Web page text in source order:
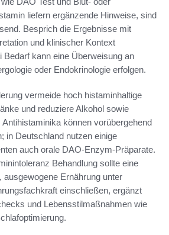
liefern ergänzende Hinweise, sind
Besprich die Ergebnisse mit
und klinischer Kontext
Bedarf kann eine Überweisung an
oder Endokrinologie erfolgen.
vermeide hoch histaminhaltige
und reduziere Alkohol sowie
können vorübergehend
in Deutschland nutzen einige
auch orale DAO-Enzym-Präparate.
Behandlung sollte eine
ausgewogene Ernährung unter
einschließen, ergänzt
und Lebensstilmaßnahmen wie